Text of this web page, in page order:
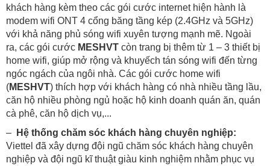
khách hàng kèm theo các gói cước internet hiện hành là
modem wifi ONT 4 cổng băng tầng kép (2.4GHz và 5GHz)
với khả năng phủ sóng wifi xuyên tượng mạnh mẽ. Ngoài
ra, các gói cước MESHVT còn trang bị thêm từ 1 – 3 thiết bị
home wifi, giúp mở rộng và khuyếch tán sóng wifi đến từng
ngóc ngách của ngôi nhà. Các gói cước home wifi
(MESHVT) thích hợp với khách hàng có nhà nhiều tầng lầu,
căn hộ nhiều phòng ngủ hoặc hộ kinh doanh quán ăn, quán
cà phê, căn hộ dịch vụ,...
– Hệ thống chăm sóc khách hàng chuyên nghiệp:
Viettel đã xây dựng đội ngũ chăm sóc khách hàng chuyên
nghiệp và đội ngũ kĩ thuật giàu kinh nghiệm nhằm phục vụ